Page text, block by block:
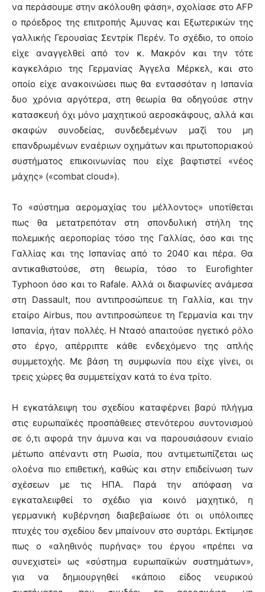
να περάσουμε στην ακόλουθη φάση», σχολίασε στο AFP
ο πρόεδρος της επιτροπής Άμυνας και Εξωτερικών της
γαλλικής Γερουσίας Σεντρίκ Περέν. Το σχέδιο, το οποίο
είχε αναγγελθεί από τον κ. Μακρόν και την τότε
καγκελάριο της Γερμανίας Άγγελα Μέρκελ, και στο
οποίο είχε ανακοινώσει πως θα εντασσόταν η Ισπανία
δυο χρόνια αργότερα, στη θεωρία θα οδηγούσε στην
κατασκευή όχι μόνο μαχητικού αεροσκάφους, αλλά και
σκαφών συνοδείας, συνδεδεμένων μαζί του μη
επανδρωμένων εναέριων οχημάτων και πρωτοποριακού
συστήματος επικοινωνίας που είχε βαφτιστεί «νέος
μάχης» («combat cloud»).
Το «σύστημα αερομαχίας του μέλλοντος» υποτίθεται
πως θα μετατρεπόταν στη σπονδυλική στήλη της
πολεμικής αεροπορίας τόσο της Γαλλίας, όσο και της
Γαλλίας και της Ισπανίας από το 2040 και πέρα. Θα
αντικαθιστούσε, στη θεωρία, τόσο το Eurofighter
Typhoon όσο και το Rafale. Αλλά οι διαφωνίες ανάμεσα
στη Dassault, που αντιπροσώπευε τη Γαλλία, και την
εταίρο Airbus, που αντιπροσώπευε τη Γερμανία και την
Ισπανία, ήταν πολλές. Η Ντασό απαιτούσε ηγετικό ρόλο
στο έργο, απέρριπτε κάθε ενδεχόμενο της απλής
συμμετοχής. Με βάση τη συμφωνία που είχε γίνει, οι
τρεις χώρες θα συμμετείχαν κατά το ένα τρίτο.
Η εγκατάλειψη του σχεδίου καταφέρνει βαρύ πλήγμα
στις ευρωπαϊκές προσπάθειες στενότερου συντονισμού
σε ό,τι αφορά την άμυνα και να παρουσιάσουν ενιαίο
μέτωπο απέναντι στη Ρωσία, που αντιμετωπίζεται ως
ολοένα πιο επιθετική, καθώς και στην επιδείνωση των
σχέσεων με τις ΗΠΑ. Παρά την απόφαση να
εγκαταλειφθεί το σχέδιο για κοινό μαχητικό, η
γερμανική κυβέρνηση διαβεβαίωσε ότι οι υπόλοιπες
πτυχές του σχεδίου δεν μπαίνουν στο συρτάρι. Εκτίμησε
πως ο «αληθινός πυρήνας» του έργου «πρέπει να
συνεχιστεί» ως «σύστημα ευρωπαϊκών συστημάτων»,
για να δημιουργηθεί «κάποιο είδος νευρικού